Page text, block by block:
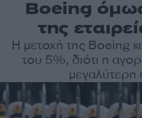
Boeing
της
Η μετοχή της Boeing
του 5%, διότι η
μεγαλύτερη